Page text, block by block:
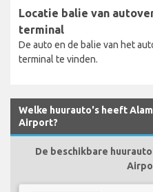
Locatie balie van
terminal
De auto en de balie van het
terminal te vinden.
Welke huurauto's heeft
Airport?
De beschikbare